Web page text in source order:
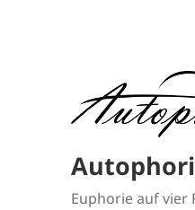
Euphorie auf vier